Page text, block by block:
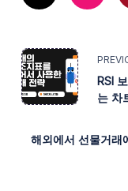
<SPAN
RSI
는 차
해외에서 선물거래